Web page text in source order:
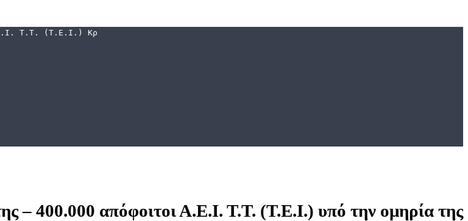
Τ.Τ. (Τ.Ε.Ι.) Κρήτης
– 400.000 απόφοιτοι Α.Ε.Ι. Τ.Τ. (Τ.Ε.Ι.) υπό την ομηρία της